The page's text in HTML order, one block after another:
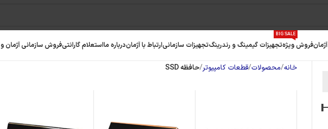
آژمانفروش ویژه
BIG SALE
تجهیزات گیمینگ و رندرینگتجهیزات سازمانیارتباط با آژماندرباره مااستعلام گارانتیفروش سازمانی آژمان
خانه محصولات قطعات کامپیوتر حافظه SSD